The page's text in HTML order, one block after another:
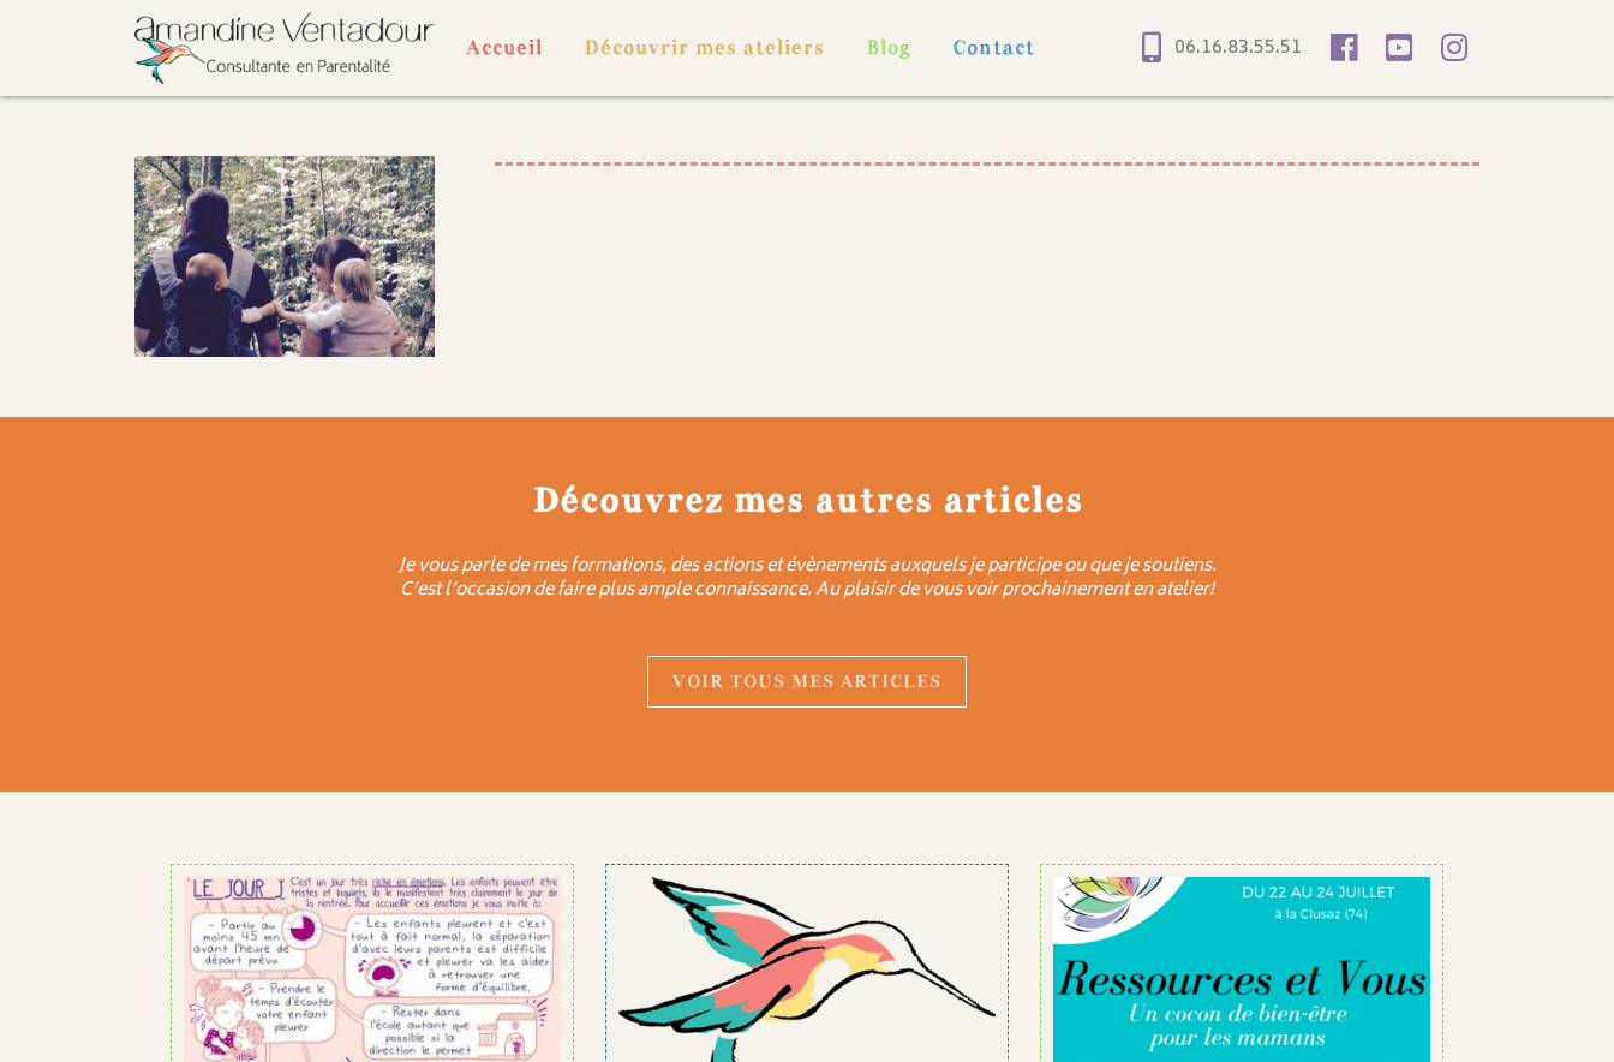
Accueil Découvrir mes ateliers Blog Contact 06.16.83.55.51
Découvrez mes autres articles
Je vous parle de mes formations, des actions et évènements auxquels je participe ou que je soutiens.
C’est l’occasion de faire plus ample connaissance. Au plaisir de vous voir prochainement en atelier!
VOIR TOUS MES ARTICLES